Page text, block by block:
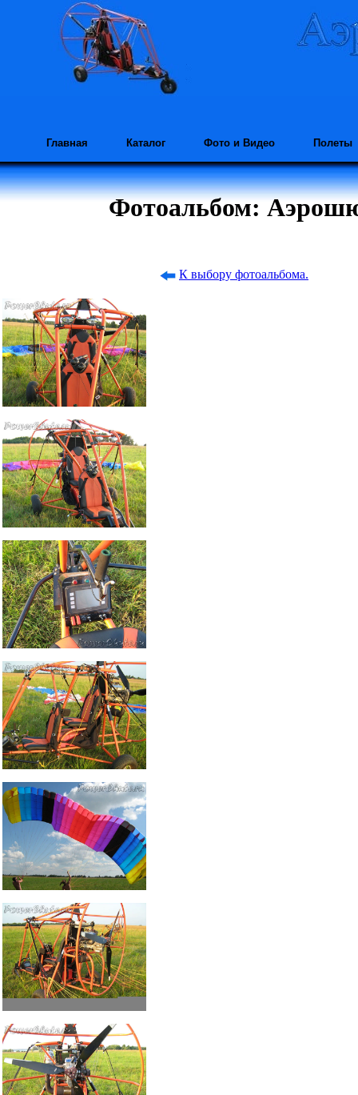
Главная Каталог Фото и Видео Полеты
Фотоальбом:
К выбору фотоальбома.